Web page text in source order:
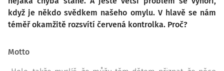
když je někdo svědkem našeho omylu. V hlavě se nám
téměř okamžitě rozsvítí červená kontrolka. Proč?
Motto